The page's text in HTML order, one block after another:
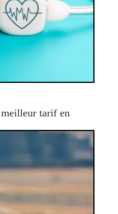
tarif en